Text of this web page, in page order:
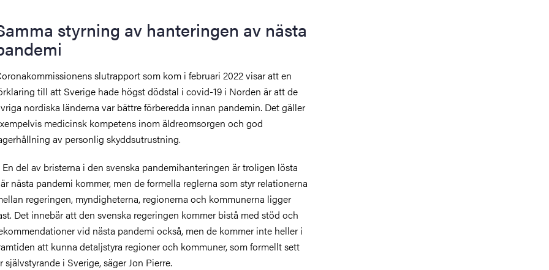
styrning av hanteringen av nästa
slutrapport som kom i februari 2022 visar att en
till att Sverige hade högst dödstal i covid-19 i Norden är att de
nordiska länderna var bättre förberedda innan pandemin. Det gäller
medicinsk kompetens inom äldreomsorgen och god
av personlig skyddsutrustning.
En del av bristerna i den svenska pandemihanteringen är troligen lösta
nästa pandemi kommer, men de formella reglerna som styr relationerna
regeringen, myndigheterna, regionerna och kommunerna ligger
Det innebär att den svenska regeringen kommer bistå med stöd och
vid nästa pandemi också, men de kommer inte heller i
att kunna detaljstyra regioner och kommuner, som formellt sett
självstyrande i Sverige, säger Jon Pierre.